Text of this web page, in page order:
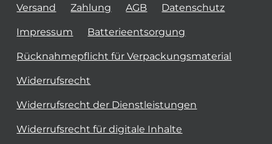
Versand Zahlung AGB Datenschutz
Impressum Batterieentsorgung
Rücknahmepflicht für Verpackungsmaterial
Widerrufsrecht
Widerrufsrecht der Dienstleistungen
Widerrufsrecht für digitale Inhalte